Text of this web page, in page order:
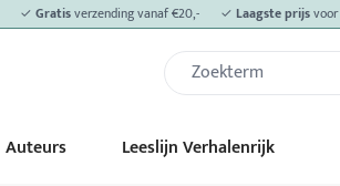
✓ Gratisverzending vanaf €20,- ✓ Laagste prijs
Auteurs
Leeslijn Verhalenrijk